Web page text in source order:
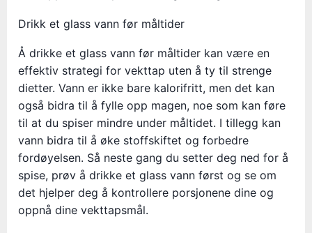
Drikk et glass vann før måltider
Å drikke et glass vann før måltider kan være en
effektiv strategi for vekttap uten å ty til strenge
dietter. Vann er ikke bare kalorifritt, men det kan
også bidra til å fylle opp magen, noe som kan føre
til at du spiser mindre under måltidet. I tillegg kan
vann bidra til å øke stoffskiftet og forbedre
fordøyelsen. Så neste gang du setter deg ned for å
spise, prøv å drikke et glass vann først og se om
det hjelper deg å kontrollere porsjonene dine og
oppnå dine vekttapsmål.